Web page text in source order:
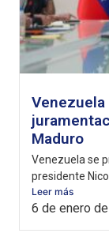
Maduro
Venezuela se
presidente
Leer más
6 de enero